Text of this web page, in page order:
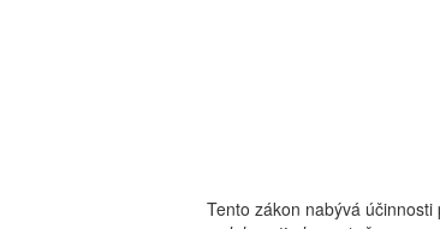
Tento zákon nabývá